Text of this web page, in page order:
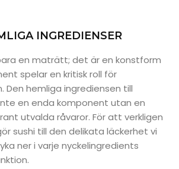
INGREDIENSER
en maträtt; det är en konstform
spelar en kritisk roll för
Den hemliga ingrediensen till
en enda komponent utan en
utvalda råvaror. För att verkligen
sushi till den delikata läckerhet vi
ner i varje nyckelingredients